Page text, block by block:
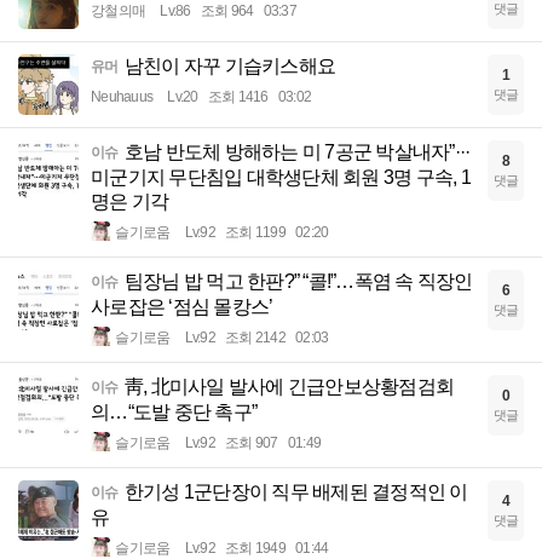
강철의매 Lv.86 조회 964 03:37 댓글
유머 남친이 자꾸 기습키스해요
Neuhauus Lv.20 조회 1416 03:02
1
댓글
이슈 호남 반도체 방해하는 미 7공군 박살내자”···
미군기지 무단침입 대학생단체 회원 3명 구속, 1
명은 기각
슬기로움 Lv.92 조회 1199 02:20
8
댓글
이슈 팀장님 밥 먹고 한판?” “콜!”…폭염 속 직장인
사로잡은 ‘점심 몰캉스’
슬기로움 Lv.92 조회 2142 02:03
6
댓글
이슈 靑, 北미사일 발사에 긴급안보상황점검회
의…“도발 중단 촉구”
슬기로움 Lv.92 조회 907 01:49
0
댓글
이슈 한기성 1군단장이 직무 배제된 결정적인 이
유
슬기로움 Lv.92 조회 1949 01:44
4
댓글